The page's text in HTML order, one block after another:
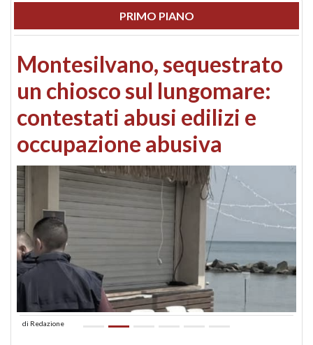
PRIMO PIANO
Montesilvano, sequestrato
un chiosco sul lungomare:
contestati abusi edilizi e
occupazione abusiva
di Redazione